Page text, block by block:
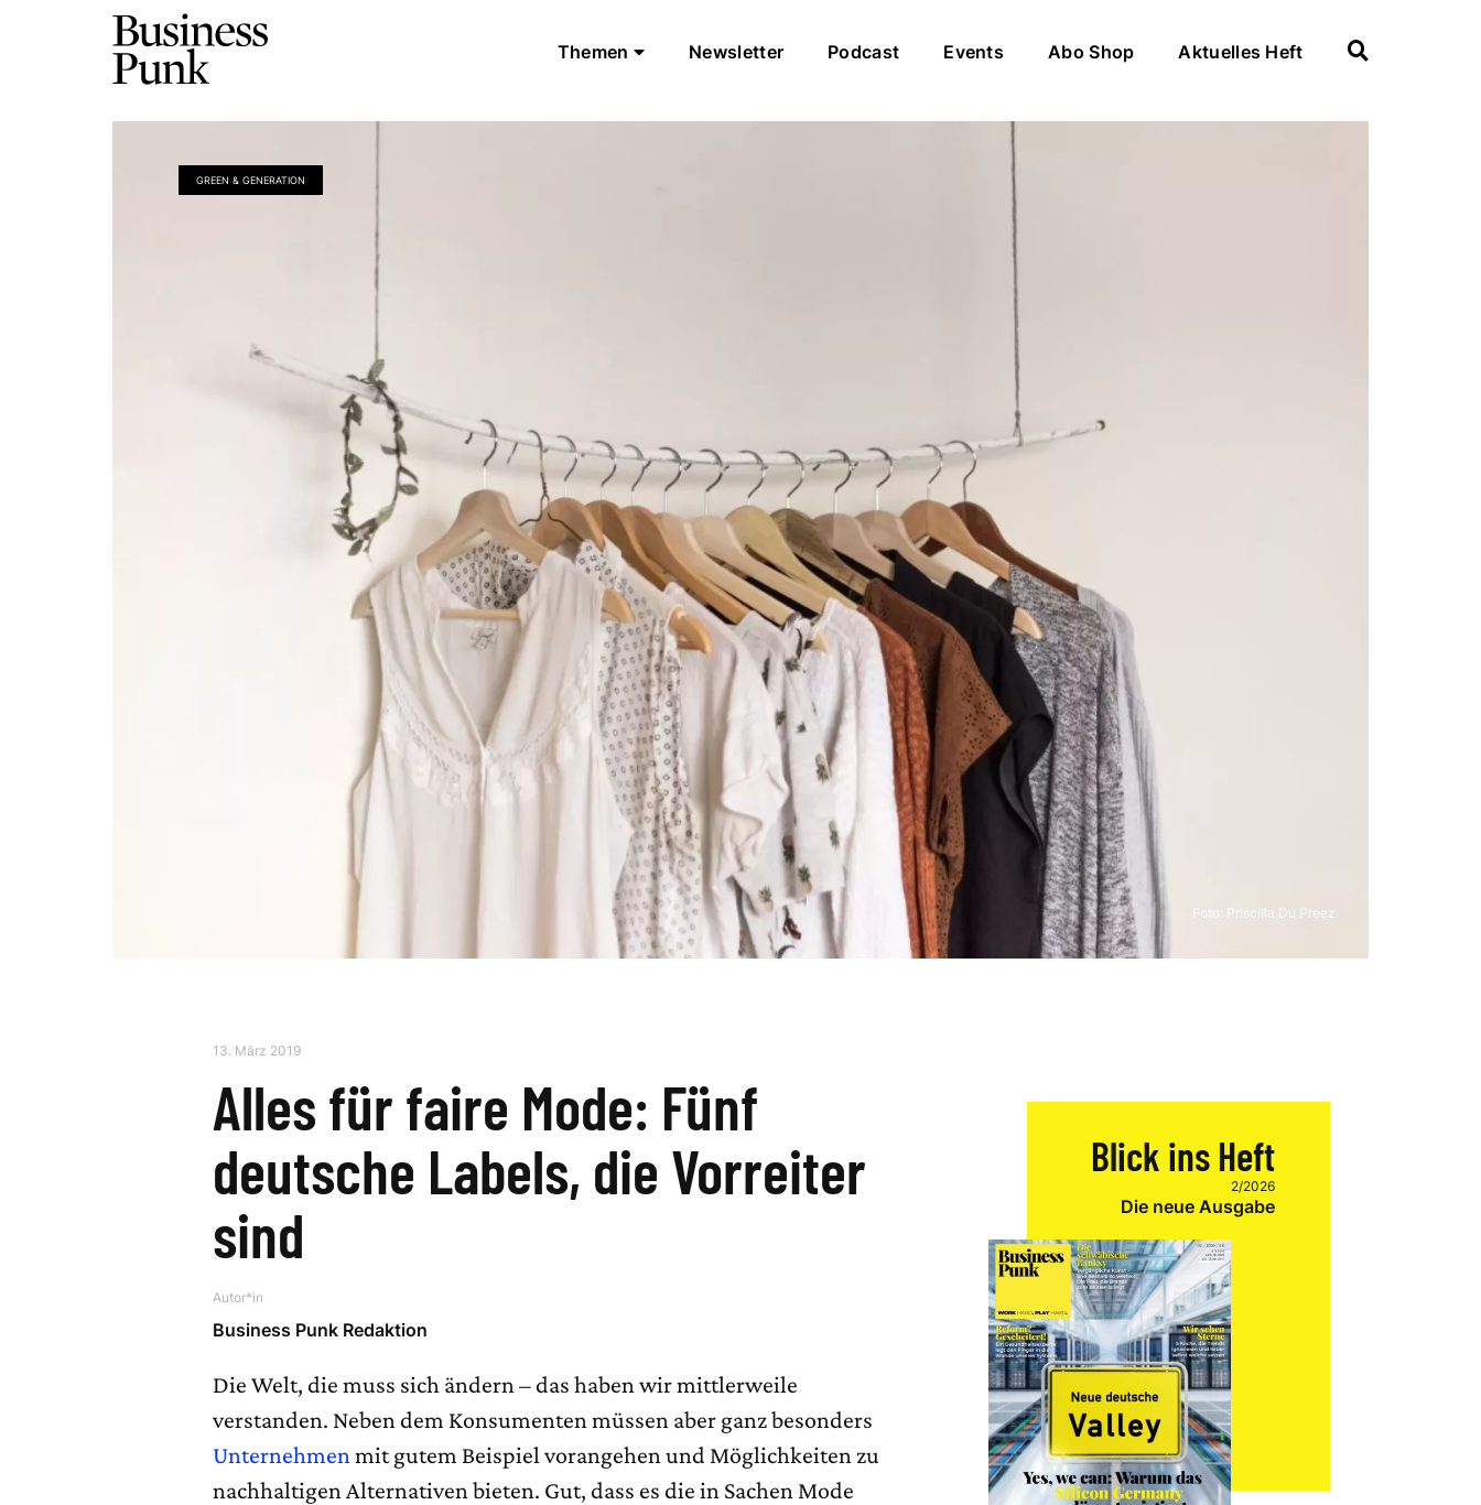
Themen Newsletter Podcast Events Abo Shop Aktuelles Heft
GREEN & GENERATION
Foto: Priscilla Du Preez
13. März 2019
Alles für faire Mode: Fünf
deutsche Labels, die Vorreiter
sind
Autor*in
Business Punk Redaktion
Die Welt, die muss sich ändern – das haben wir mittlerweile
verstanden. Neben dem Konsumenten müssen aber ganz besonders
Unternehmen mit gutem Beispiel vorangehen und Möglichkeiten zu
nachhaltigen Alternativen bieten. Gut, dass es die in Sachen Mode
Blick ins Heft
2/2026
Die neue Ausgabe